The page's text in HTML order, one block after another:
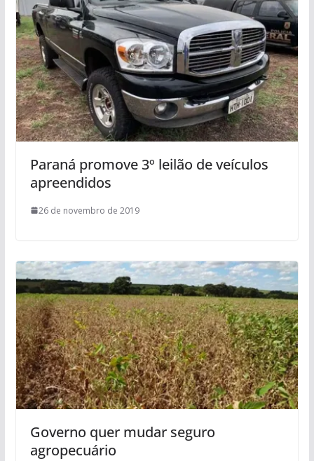
Paraná promove 3º leilão de veículos
apreendidos
26 de novembro de 2019
Governo quer mudar seguro
agropecuário